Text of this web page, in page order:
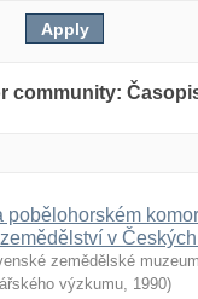
community:
pobělohorském
v
zemědělské
výzkumu, 1990)